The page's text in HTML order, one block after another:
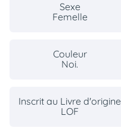
Sexe
Femelle
Couleur
Noi.
Inscrit au Livre d'origine
LOF